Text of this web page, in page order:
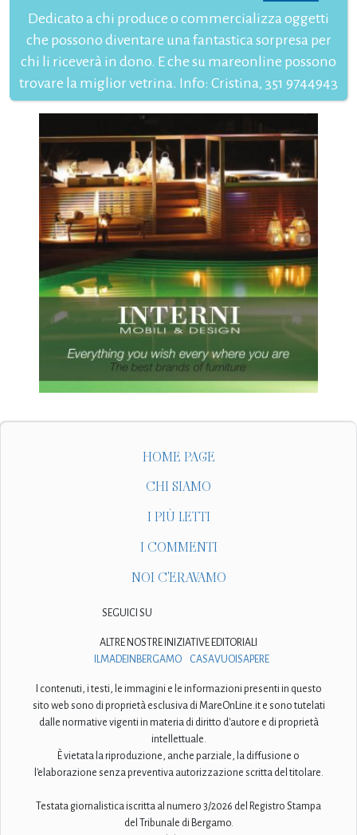
Dedicato a chi produce o commercializza oggetti
che possono diventare una fantastica sorpresa per
chi li riceverà in dono. E che su mareonline possono
trovare la miglior vetrina. Info: Cristina, 351 9744943
HOME PAGE
CHI SIAMO
I PIÙ LETTI
I COMMENTI
NOI C'ERAVAMO
SEGUICI SU
ALTRE NOSTRE INIZIATIVE EDITORIALI
ILMADEINBERGAMO
CASAVUOISAPERE
I contenuti, i testi, le immagini e le informazioni presenti in questo
sito web sono di proprietà esclusiva di MareOnLine.it e sono tutelati
dalle normative vigenti in materia di diritto d'autore e di proprietà
intellettuale.
È vietata la riproduzione, anche parziale, la diffusione o
l'elaborazione senza preventiva autorizzazione scritta del titolare.
Testata giornalistica iscritta al numero 3/2026 del Registro Stampa
del Tribunale di Bergamo.